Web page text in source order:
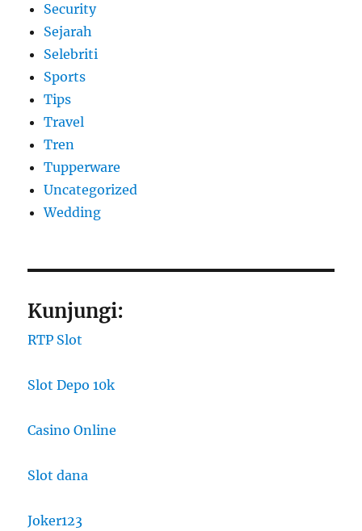
Security
Sejarah
Selebriti
Sports
Tips
Travel
Tren
Tupperware
Uncategorized
Wedding
Kunjungi:
RTP Slot
Slot Depo 10k
Casino Online
Slot dana
Joker123